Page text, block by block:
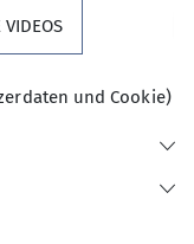
das Ziel und
an. Am
VIDEOS
und Cookie)